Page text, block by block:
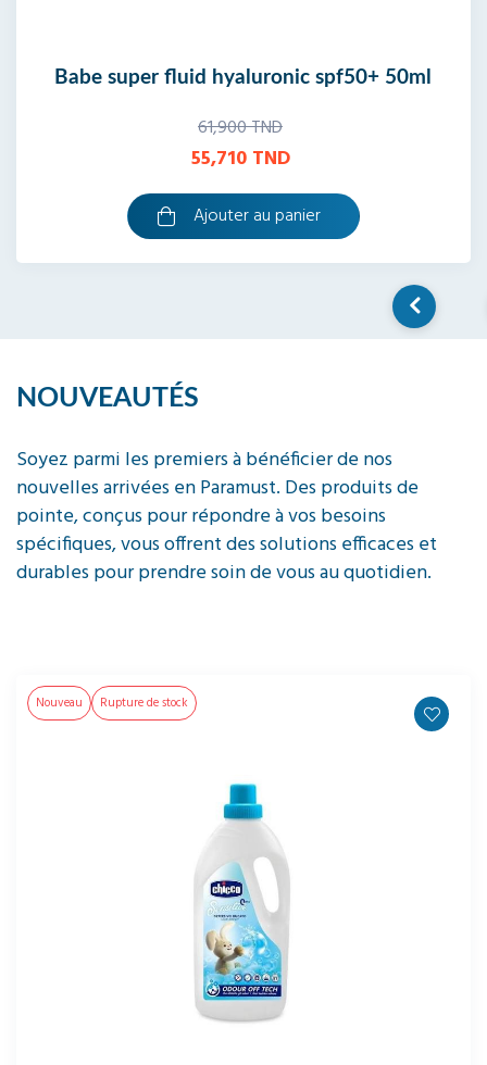
82,474 TND
Ajouter au panier
NOUVEAUTÉS
Soyez parmi les premiers à bénéficier de nos
nouvelles arrivées en Paramust. Des produits de
pointe, conçus pour répondre à vos besoins
spécifiques, vous offrent des solutions efficaces et
durables pour prendre soin de vous au quotidien.
Nouveau